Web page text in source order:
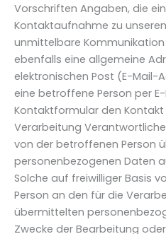
Vorschriften Angaben, die
Kontaktaufnahme zu
unmittelbare
ebenfalls eine allgemeine
elektronischen Post (E-Mail-
eine betroffene Person per
Kontaktformular den
Verarbeitung
von der betroffenen Person
personenbezogenen Daten
Solche auf freiwilliger Basis
Person an den für die
übermittelten
Zwecke der Bearbeitung